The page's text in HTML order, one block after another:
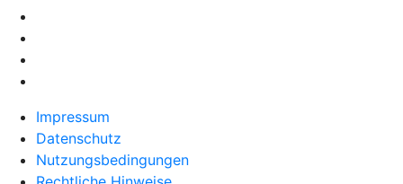
Impressum
Datenschutz
Nutzungsbedingungen